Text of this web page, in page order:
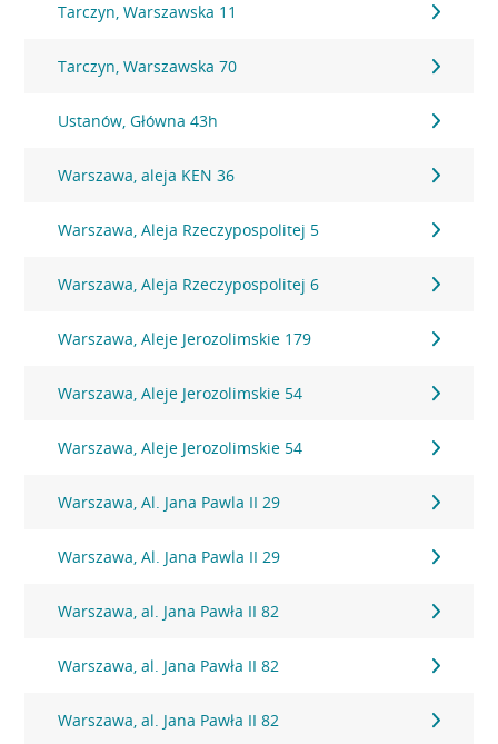
Tarczyn, Warszawska 11
Tarczyn, Warszawska 70
Ustanów, Główna 43h
Warszawa, aleja KEN 36
Warszawa, Aleja Rzeczypospolitej 5
Warszawa, Aleja Rzeczypospolitej 6
Warszawa, Aleje Jerozolimskie 179
Warszawa, Aleje Jerozolimskie 54
Warszawa, Aleje Jerozolimskie 54
Warszawa, Al. Jana Pawla II 29
Warszawa, Al. Jana Pawla II 29
Warszawa, al. Jana Pawła II 82
Warszawa, al. Jana Pawła II 82
Warszawa, al. Jana Pawła II 82